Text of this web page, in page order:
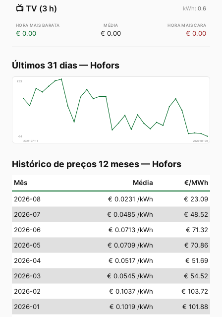
📺 TV (3 h) 0.6
€ 0.00 € 0.00 € 0.00
Últimos 31 dias— Hofors
€83
€4
2026-07-11
2026-08-09
Histórico de preços 12 meses— Hofors
Mês Média €/MWh
2026-08 € 0.0231 /kWh
€ 23.09
2026-07
€ 0.0485 /kWh
€ 48.52
2026-06
€ 0.0713 /kWh
€ 71.32
2026-05
€ 0.0709 /kWh
€ 70.86
2026-04
€ 0.0517 /kWh
€ 51.69
2026-03
€ 0.0545 /kWh
€ 54.52
2026-02
€ 0.1037 /kWh
€ 103.72
2026-01
€ 0.1019 /kWh
€ 101.88